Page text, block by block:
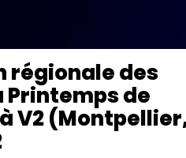
régionale des
Printemps de
V2